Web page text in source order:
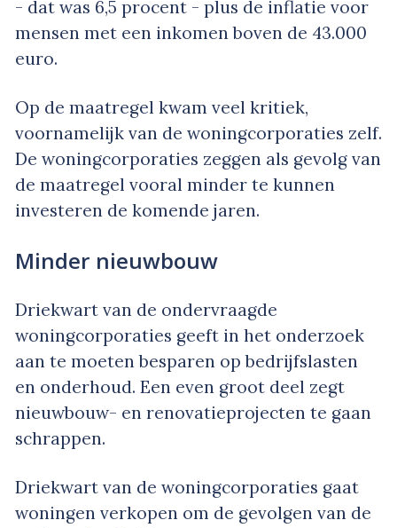
- dat was 6,5 procent - plus de inflatie voor
mensen met een inkomen boven de 43.000
euro.
Op de maatregel kwam veel kritiek,
voornamelijk van de woningcorporaties zelf.
De woningcorporaties zeggen als gevolg van
de maatregel vooral minder te kunnen
investeren de komende jaren.
Minder nieuwbouw
Driekwart van de ondervraagde
woningcorporaties geeft in het onderzoek
aan te moeten besparen op bedrijfslasten
en onderhoud. Een even groot deel zegt
nieuwbouw- en renovatieprojecten te gaan
schrappen.
Driekwart van de woningcorporaties gaat
woningen verkopen om de gevolgen van de